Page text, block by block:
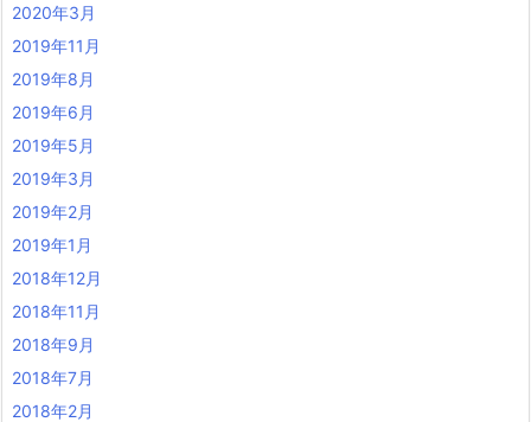
2020年3月
2019年11月
2019年8月
2019年6月
2019年5月
2019年3月
2019年2月
2019年1月
2018年12月
2018年11月
2018年9月
2018年7月
2018年2月